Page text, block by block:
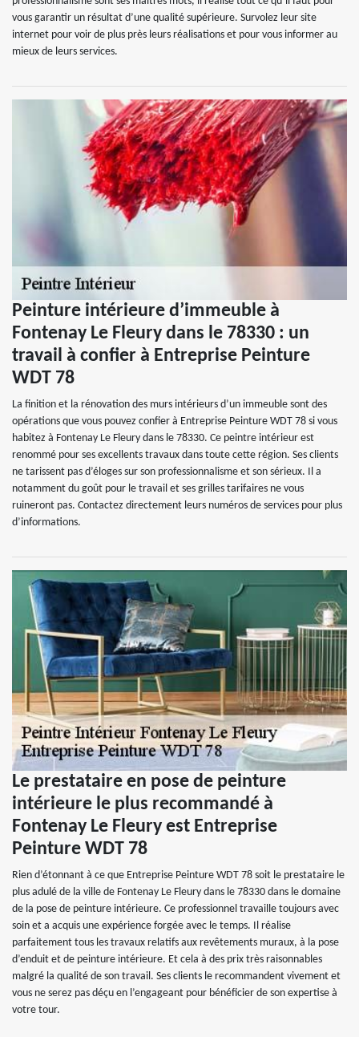
vous garantir un résultat d’une qualité supérieure. Survolez leur site
internet pour voir de plus près leurs réalisations et pour vous informer au
mieux de leurs services.
Peinture intérieure d’immeuble à
Fontenay Le Fleury dans le 78330 : un
travail à confier à Entreprise Peinture
WDT 78
La finition et la rénovation des murs intérieurs d’un immeuble sont des
opérations que vous pouvez confier à Entreprise Peinture WDT 78 si vous
habitez à Fontenay Le Fleury dans le 78330. Ce peintre intérieur est
renommé pour ses excellents travaux dans toute cette région. Ses clients
ne tarissent pas d’éloges sur son professionnalisme et son sérieux. Il a
notamment du goût pour le travail et ses grilles tarifaires ne vous
ruineront pas. Contactez directement leurs numéros de services pour plus
d’informations.
Le prestataire en pose de peinture
intérieure le plus recommandé à
Fontenay Le Fleury est Entreprise
Peinture WDT 78
Rien d’étonnant à ce que Entreprise Peinture WDT 78 soit le prestataire le
plus adulé de la ville de Fontenay Le Fleury dans le 78330 dans le domaine
de la pose de peinture intérieure. Ce professionnel travaille toujours avec
soin et a acquis une expérience forgée avec le temps. Il réalise
parfaitement tous les travaux relatifs aux revêtements muraux, à la pose
d’enduit et de peinture intérieure. Et cela à des prix très raisonnables
malgré la qualité de son travail. Ses clients le recommandent vivement et
vous ne serez pas déçu en l’engageant pour bénéficier de son expertise à
votre tour.